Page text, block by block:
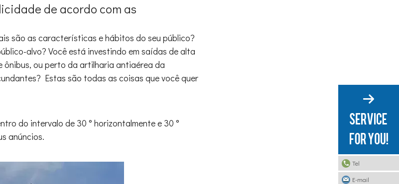
de acordo com as
são as características e hábitos do seu público?
alvo? Você está investindo em saídas de alta
ônibus, ou perto da artilharia antiaérea da
Estas são todas as coisas que você quer
do intervalo de 30 ° horizontalmente e 30 °
anúncios.
Tel
E-mail